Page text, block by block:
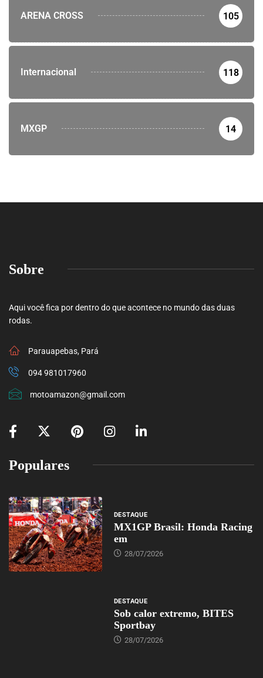
ARENA CROSS 105
Internacional 118
MXGP 14
Sobre
Aqui você fica por dentro do que acontece no mundo das duas
rodas.
Parauapebas, Pará
094 981017960
motoamazon@gmail.com
Populares
DESTAQUE
MX1GP Brasil: Honda Racing
em
28/07/2026
DESTAQUE
Sob calor extremo, BITES
Sportbay
28/07/2026